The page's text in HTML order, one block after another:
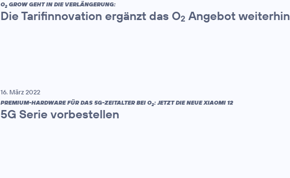
O2 GROW GEHT IN DIE VERLÄNGERUNG:
Die Tarifinnovation ergänzt das O2 Angebot weiterhin
16. März 2022
PREMIUM-HARDWARE FÜR DAS 5G-ZEITALTER BEI O2: JETZT DIE NEUE XIAOMI 12
5G Serie vorbestellen